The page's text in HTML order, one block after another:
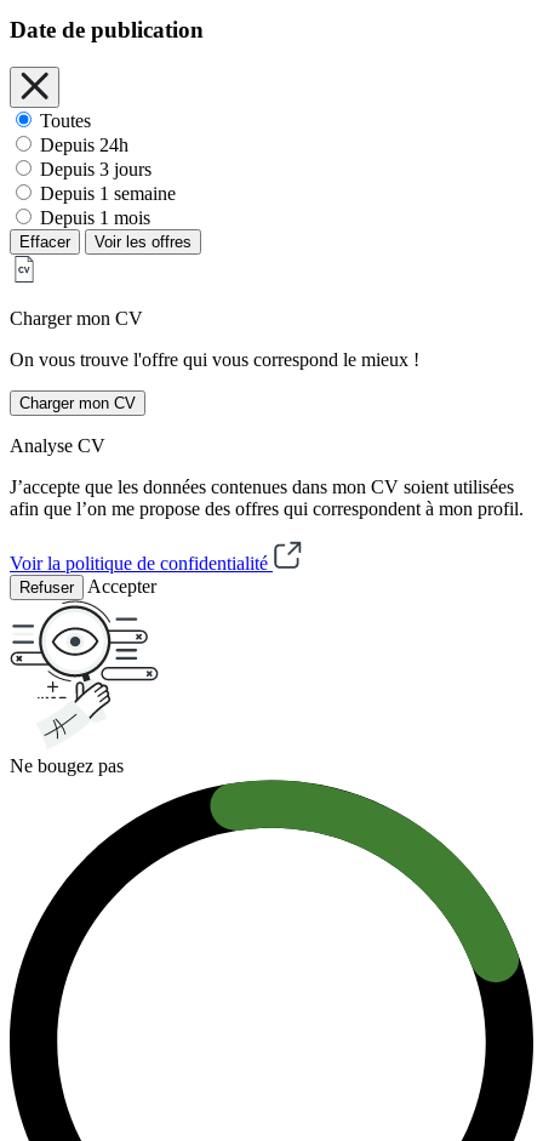
Date de publication
Toutes
Depuis 24h
Depuis 3 jours
Depuis 1 semaine
Depuis 1 mois
Effacer Voir les offres
Charger mon CV
On vous trouve l'offre qui vous correspond le mieux !
Charger mon CV
Analyse CV
J’accepte que les données contenues dans mon CV soient utilisées
afin que l’on me propose des offres qui correspondent à mon profil.
Voir la politique de confidentialité
Refuser Accepter
Ne bougez pas